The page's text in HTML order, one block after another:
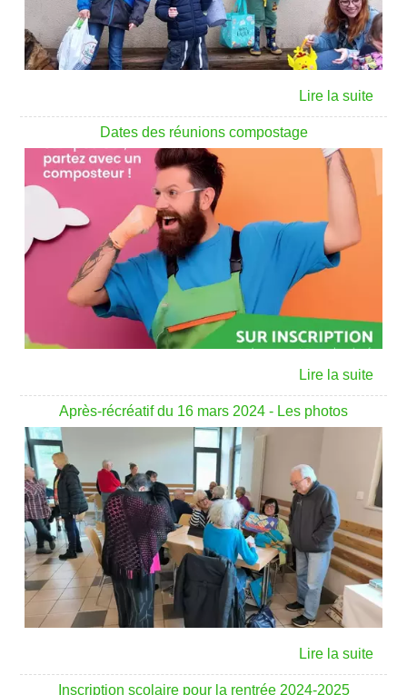
Dates des réunions compostage
Après-récréatif du 16 mars 2024 - Les photos
Inscription scolaire pour la rentrée 2024-2025